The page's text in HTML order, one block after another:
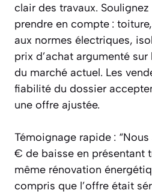
clair des travaux.
prendre en compte :
aux normes électriques,
prix d’achat argumenté
du marché actuel. Les
fiabilité du dossier
une offre ajustée.
Témoignage rapide :
€ de baisse en présentant
même rénovation
compris que l’offre était